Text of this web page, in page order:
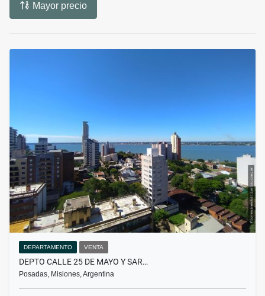
Mayor precio
DEPARTAMENTO VENTA
DEPTO CALLE 25 DE MAYO Y SAR…
Posadas, Misiones, Argentina